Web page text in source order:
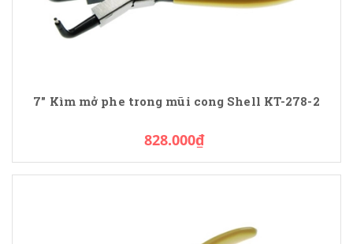
7" Kìm mở phe trong mũi cong Shell KT-278-2
828.000₫